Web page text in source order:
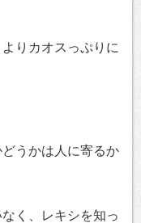
りカオスっぷりに
うかは人に寄るか
く、レキシを知っ